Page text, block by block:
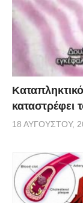
καταστρέφει
18 ΑΥΓΟΎΣΤΟΥ,